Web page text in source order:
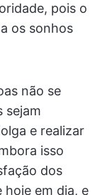
pois o
os sonhos
não se
sejam
e realizar
isso
dos
em dia, e